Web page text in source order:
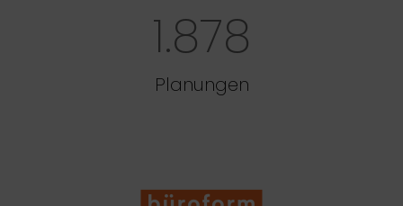
1.878
Planungen